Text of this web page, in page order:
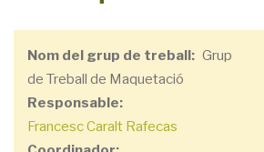
Nom del grup de treball
Grup
de Treball de Maquetació
Responsable
Francesc Caralt Rafecas